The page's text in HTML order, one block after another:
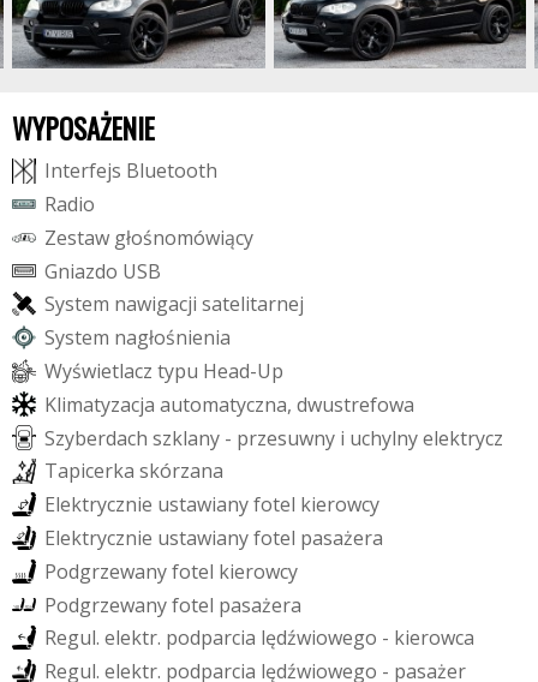
WYPOSAŻENIE
Interfejs Bluetooth
Radio
Zestaw głośnomówiący
Gniazdo USB
System nawigacji satelitarnej
System nagłośnienia
Wyświetlacz typu Head-Up
Klimatyzacja automatyczna, dwustrefowa
Szyberdach szklany - przesuwny i uchylnyelektrycz
Tapicerka skórzana
Elektrycznie ustawianyfotel kierowcy
Elektrycznie ustawianyfotel pasażera
Podgrzewanyfotel kierowcy
Podgrzewanyfotel pasażera
Regul. elektr. podparcia lędźwiowego - kierowca
Regul. elektr. podparcia lędźwiowego - pasażer